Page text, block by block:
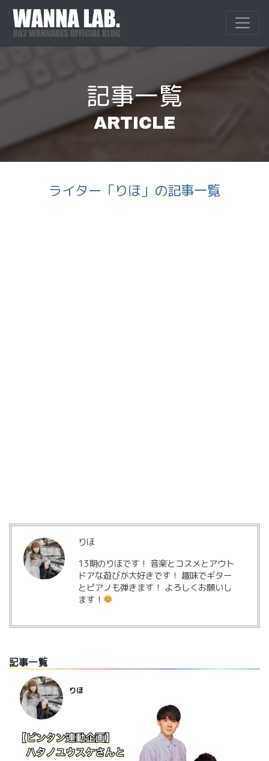
Skip
content
記事一覧
ARTICLE
ライター「りほ」の記事一覧
りほ
13期のりほです！ 音楽とコスメとアウト
ドアな遊びが大好きです！ 趣味でギター
とピアノも弾きます！ よろしくお願いし
ます！
記事一覧
りほ